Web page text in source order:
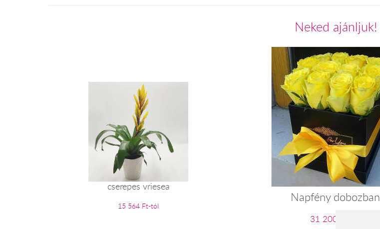
Neked ajánljuk!
cserepes vriesea
15 564 Ft-tól
Napfény dobozban
31 200 Ft-tól